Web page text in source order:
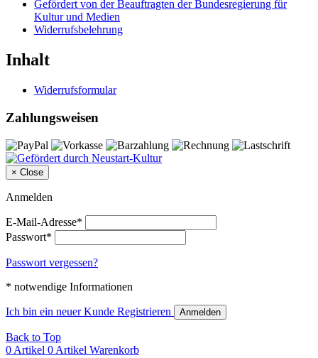
Gefördert von der Beauftragten der Bundesregierung für
Kultur und Medien
Widerrufsbelehrung
Inhalt
Widerrufsformular
Zahlungsweisen
× Close
Anmelden
E-Mail-Adresse*
Passwort*
Passwort vergessen?
* notwendige Informationen
Ich bin ein neuer Kunde Registrieren Anmelden
Back to Top
0 Artikel 0 Artikel Warenkorb